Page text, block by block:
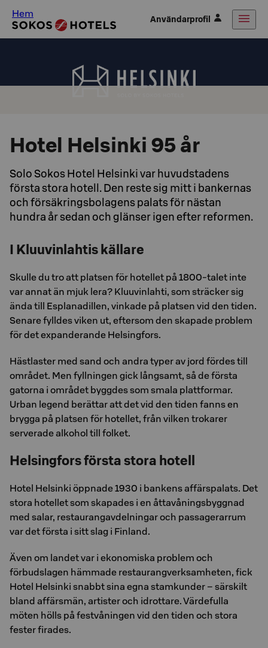
Hem Användarprofil
Hotel Helsinki 95 år
Solo Sokos Hotel Helsinki var huvudstadens
första stora hotell. Den reste sig mitt i bankernas
och försäkringsbolagens palats för nästan
hundra år sedan och glänser igen efter reformen.
I Kluuvinlahtis källare
Skulle du tro att platsen för hotellet på 1800-talet inte
var annat än mjuk lera? Kluuvinlahti, som sträcker sig
ända till Esplanadillen, vinkade på platsen vid den tiden.
Senare fylldes viken ut, eftersom den skapade problem
för det expanderande Helsingfors.
Hästlaster med sand och andra typer av jord fördes till
området. Men fyllningen gick långsamt, så de första
gatorna i området byggdes som smala plattformar.
Urban legend berättar att det vid den tiden fanns en
brygga på platsen för hotellet, från vilken trokarer
serverade alkohol till folket.
Helsingfors första stora hotell
Hotel Helsinki öppnade 1930 i bankens affärspalats. Det
stora hotellet som skapades i en åttavåningsbyggnad
med salar, restaurangavdelningar och passagerarrum
var det första i sitt slag i Finland.
Även om landet var i ekonomiska problem och
förbudslagen hämmade restaurangverksamheten, fick
Hotel Helsinki snabbt sina egna stamkunder – särskilt
bland affärsmän, artister och idrottare. Värdefulla
möten hölls på festvåningen vid den tiden och stora
fester firades.